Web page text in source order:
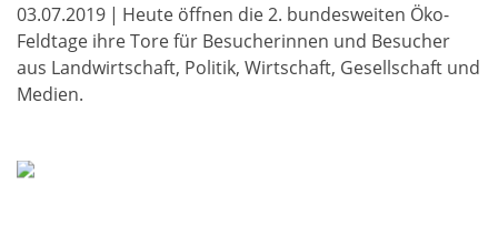
03.07.2019 | Heute öffnen die 2. bundesweiten Öko-
Feldtage ihre Tore für Besucherinnen und Besucher
aus Landwirtschaft, Politik, Wirtschaft, Gesellschaft und
Medien.